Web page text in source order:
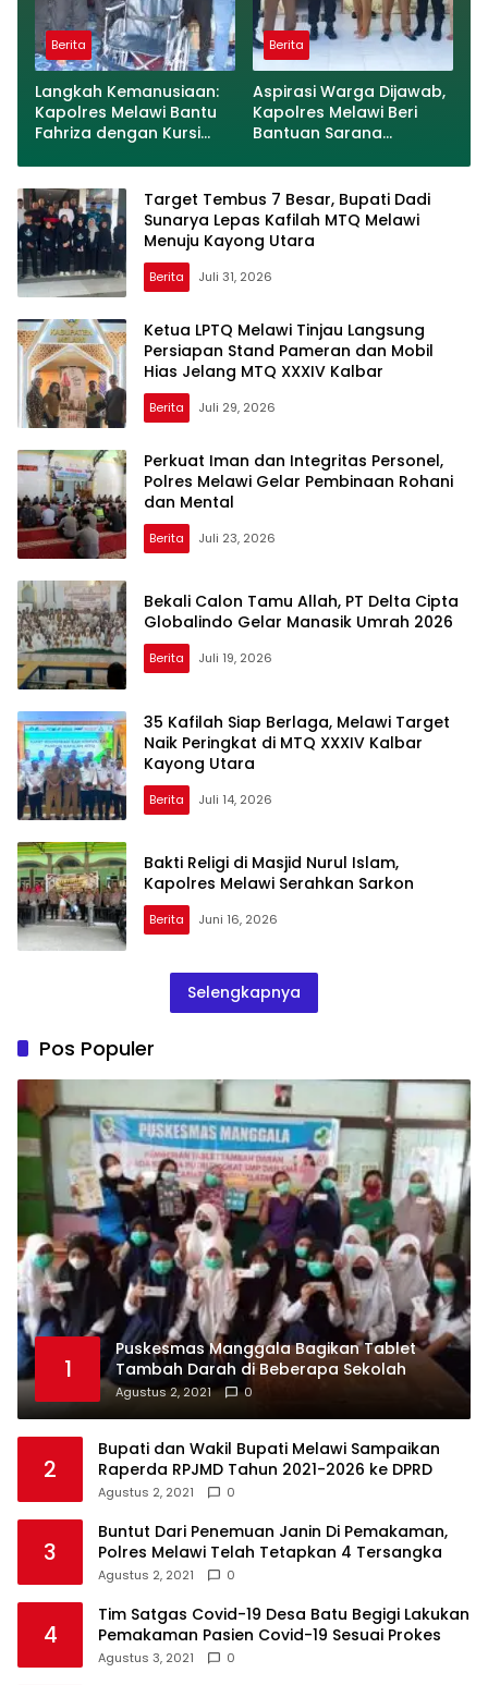
Berita
Langkah Kemanusiaan:
Kapolres Melawi Bantu
Fahriza dengan Kursi
Berita
Aspirasi Warga Dijawab,
Kapolres Melawi Beri
Bantuan Sarana
Target Tembus 7 Besar, Bupati Dadi
Sunarya Lepas Kafilah MTQ Melawi
Menuju Kayong Utara
Berita Juli 31, 2026
Ketua LPTQ Melawi Tinjau Langsung
Persiapan Stand Pameran dan Mobil
Hias Jelang MTQ XXXIV Kalbar
Berita Juli 29, 2026
Perkuat Iman dan Integritas Personel,
Polres Melawi Gelar Pembinaan Rohani
dan Mental
Berita Juli 23, 2026
Bekali Calon Tamu Allah, PT Delta Cipta
Globalindo Gelar Manasik Umrah 2026
Berita Juli 19, 2026
35 Kafilah Siap Berlaga, Melawi Target
Naik Peringkat di MTQ XXXIV Kalbar
Kayong Utara
Berita Juli 14, 2026
Bakti Religi di Masjid Nurul Islam,
Kapolres Melawi Serahkan Sarkon
Berita Juni 16, 2026
Selengkapnya
Pos Populer
1
Puskesmas Manggala Bagikan Tablet
Tambah Darah di Beberapa Sekolah
Agustus 2, 2021 0
2
Bupati dan Wakil Bupati Melawi Sampaikan
Raperda RPJMD Tahun 2021-2026 ke DPRD
Agustus 2, 2021 0
3
Buntut Dari Penemuan Janin Di Pemakaman,
Polres Melawi Telah Tetapkan 4 Tersangka
Agustus 2, 2021 0
4
Tim Satgas Covid-19 Desa Batu Begigi Lakukan
Pemakaman Pasien Covid-19 Sesuai Prokes
Agustus 3, 2021 0